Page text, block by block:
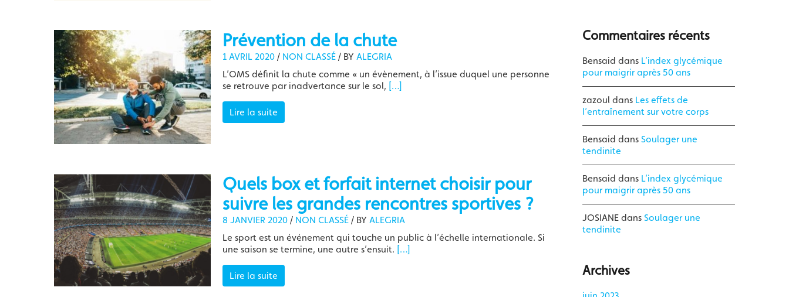
Prévention de la chute
1 AVRIL 2020 / NON CLASSÉ / BY ALEGRIA
L’OMS définit la chute comme « un évènement, à l’issue duquel une personne
se retrouve par inadvertance sur le sol, […]
Lire la suite
Quels box et forfait internet choisir pour
suivre les grandes rencontres sportives ?
8 JANVIER 2020 / NON CLASSÉ / BY ALEGRIA
Le sport est un événement qui touche un public à l’échelle internationale. Si
une saison se termine, une autre s’ensuit. […]
Lire la suite
Commentaires récents
Bensaid dans L’index glycémique
pour maigrir après 50 ans
zazoul dans Les effets de
l’entraînement sur votre corps
Bensaid dans Soulager une
tendinite
Bensaid dans L’index glycémique
pour maigrir après 50 ans
JOSIANE dans Soulager une
tendinite
Archives